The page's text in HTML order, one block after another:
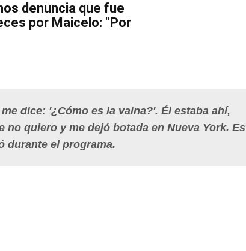
denuncia que fue
por Maicelo: "Por
dice: '¿Cómo es la vaina?'. Él estaba ahí,
quiero y me dejó botada en Nueva York.
durante el programa.